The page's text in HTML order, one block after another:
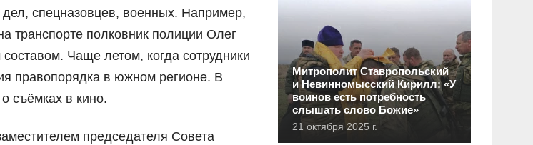
спецназовцев, военных. Например,
транспорте полковник полиции Олег
Чаще летом, когда сотрудники
правопорядка в южном регионе. В
съёмках в кино.
председателя Совета
Митрополит Ставропольский
и Невинномысский Кирилл: «У
воинов есть потребность
слышать слово Божие»
21 октября 2025 г.